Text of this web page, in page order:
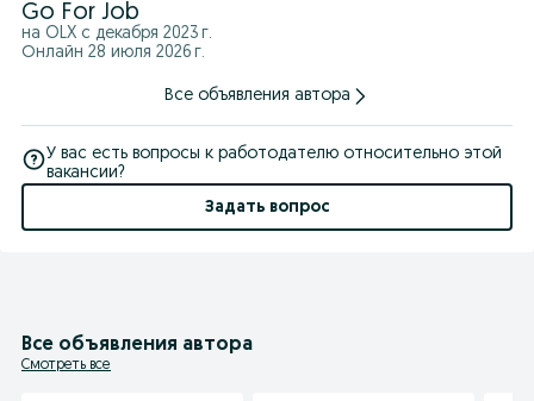
Go For Job
на OLX с декабря 2023 г.
Онлайн 28 июля 2026 г.
Все объявления автора
У вас есть вопросы к работодателю относительно этой
вакансии?
Задать вопрос
Все объявления автора
Смотреть все